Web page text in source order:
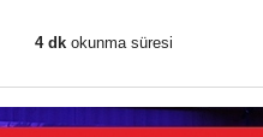
4 dk okunma süresi